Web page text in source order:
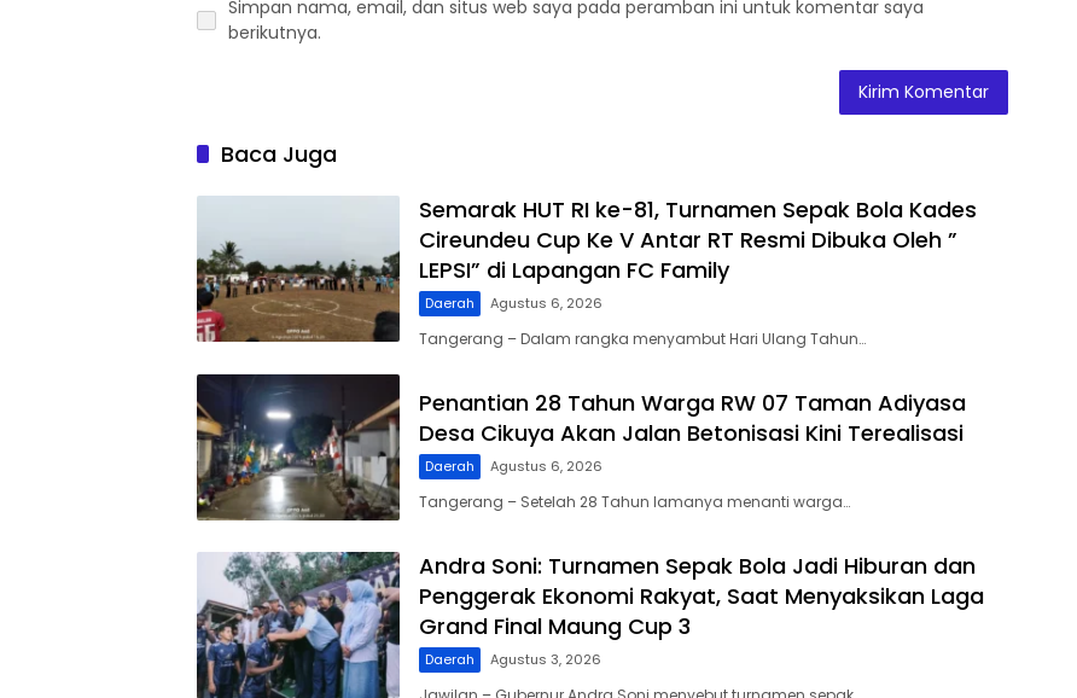
Simpan nama, email, dan situs web saya pada peramban ini untuk komentar saya
berikutnya.
Baca Juga
Semarak HUT RI ke-81, Turnamen Sepak Bola Kades
Cireundeu Cup Ke V Antar RT Resmi Dibuka Oleh ”
LEPSI” di Lapangan FC Family
Daerah Agustus 6, 2026
Tangerang – Dalam rangka menyambut Hari Ulang Tahun…
Penantian 28 Tahun Warga RW 07 Taman Adiyasa
Desa Cikuya Akan Jalan Betonisasi Kini Terealisasi
Daerah Agustus 6, 2026
Tangerang – Setelah 28 Tahun lamanya menanti warga…
Andra Soni: Turnamen Sepak Bola Jadi Hiburan dan
Penggerak Ekonomi Rakyat, Saat Menyaksikan Laga
Grand Final Maung Cup 3
Daerah Agustus 3, 2026